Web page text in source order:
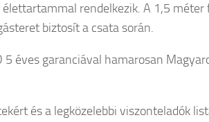
rendelkezik. A 1,5 méter
biztosít a csata során.
5 éves garanciával hamarosan
és a legközelebbi viszonteladók